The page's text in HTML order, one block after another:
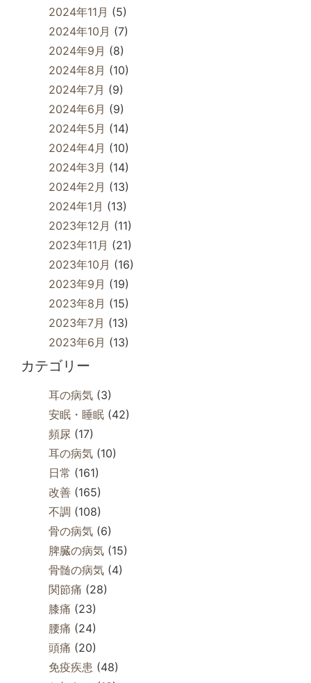
2024年11月 (5)
2024年10月 (7)
2024年9月 (8)
2024年8月 (10)
2024年7月 (9)
2024年6月 (9)
2024年5月 (14)
2024年4月 (10)
2024年3月 (14)
2024年2月 (13)
2024年1月 (13)
2023年12月 (11)
2023年11月 (21)
2023年10月 (16)
2023年9月 (19)
2023年8月 (15)
2023年7月 (13)
2023年6月 (13)
カテゴリー
耳の病気 (3)
安眠・睡眠 (42)
頻尿 (17)
耳の病気 (10)
日常 (161)
改善 (165)
不調 (108)
骨の病気 (6)
脾臓の病気 (15)
骨髄の病気 (4)
関節痛 (28)
膝痛 (23)
腰痛 (24)
頭痛 (20)
免疫疾患 (48)